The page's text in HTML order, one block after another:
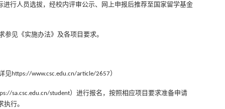
进行人员选拔，经校内评审公示、网上申报后推荐至国家留学基金
见《实施办法》及各项目要求。
见https://www.csc.edu.cn/article/2657）
sa.csc.edu.cn/student）进行报名，按照相应项目要求准备申请
行。